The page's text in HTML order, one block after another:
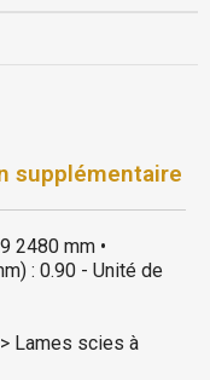
supplémentaire
2480 mm •
: 0.90 - Unité de
Lames scies à